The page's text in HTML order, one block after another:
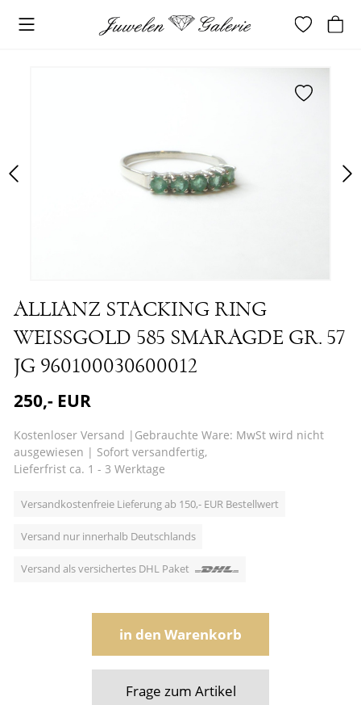
merken
ALLIANZ STACKING RING
WEISSGOLD 585 SMARAGDE GR. 57
JG 960100030600012
250,- EUR
Kostenloser Versand | Gebrauchte Ware: MwSt wird nicht
ausgewiesen | Sofort versandfertig,
Lieferfrist ca. 1 - 3 Werktage
Versandkostenfreie Lieferung ab 150,- EUR Bestellwert
Versand nur innerhalb Deutschlands
Versand als versichertes DHL Paket
in den Warenkorb
Frage zum Artikel